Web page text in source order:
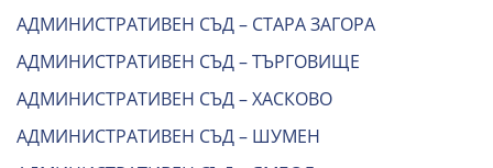
АДМИНИСТРАТИВЕН СЪД – СТАРА ЗАГОРА
АДМИНИСТРАТИВЕН СЪД – ТЪРГОВИЩЕ
АДМИНИСТРАТИВЕН СЪД – ХАСКОВО
АДМИНИСТРАТИВЕН СЪД – ШУМЕН